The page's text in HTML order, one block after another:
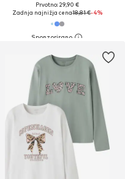
Prvotno: 29,90 €
Zadnja najnižja cena18,81 €-4%